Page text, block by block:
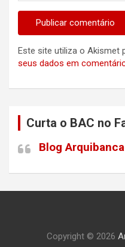
Este site utiliza o Akismet
seus dados em
Curta o BAC no
Blog
Copyright © 2026